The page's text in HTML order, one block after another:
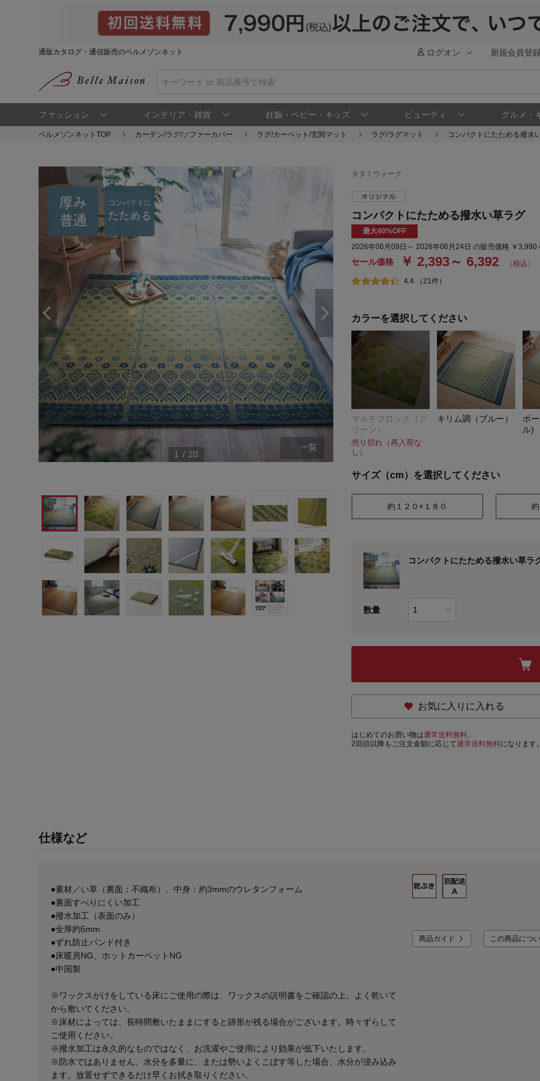
通販カタログ・通信販売のベルメゾンネット ログオン 新規会員登
ファッション インテリア・雑貨 妊娠・ベビー・キッズ ビューティ グルメ・
ベルメゾンネットTOP カーテン/ラグ/ソファーカバー ラグ/カーペット/玄関マット ラグ/ラグマット コンパクトにたためる撥水
マルチブロック（グリーン）約１８０×
1 / 20
一覧
タタミウォーク
コンパクトにたためる撥水い草ラグ
最大40%OFF
2026年06月09日～ 2026年06月24日 の販売価格 ￥3,990
セール価格 ￥ 2,393～ 6,392 （税込）
4.4 （21件）
カラーを選択してください
マルチブロック（グ
リーン）
売り切れ（再入荷な
し）
キリム調（ブルー）
ボ
ル)
サイズ（cm）を選択してください
約１２０×１８０
コンパクトにたためる撥水い草ラ
数量
お気に入りに入れる
はじめてのお買い物は通常送料無料。
2回目以降もご注文金額に応じて通常送料無料になります
仕様など
●素材／い草（裏面：不織布）、中身：約3mmのウレタンフォーム
●裏面すべりにくい加工
●撥水加工（表面のみ）
●全厚約5mm
●ずれ防止バンド付き
●床暖房NG、ホットカーペットNG
●中国製
※ワックスがけをしている床にご使用の際は、ワックスの説明書をご確認の上、よく乾いて
から敷いてください。
※床材によっては、長時間敷いたままにすると跡形が残る場合がございます。時々ずらして
ご使用ください。
※撥水加工は永久的なものではなく、お洗濯やご使用により効果が低下いたします。
※防水ではありません。水分を多量に、または勢いよくこぼす等した場合、水分が浸み込み
ます。放置せずできるだけ早くお拭き取りください。
商品ガイド この商品につ